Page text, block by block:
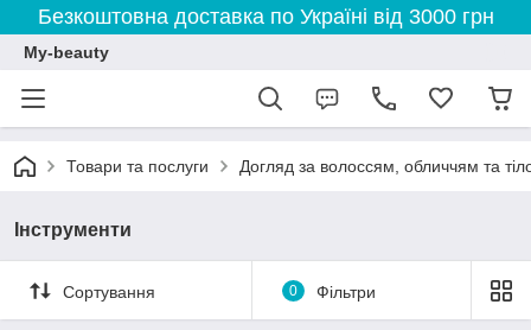
Безкоштовна доставка по Україні від 3000 грн
My-beauty
Товари та послуги Догляд за волоссям, обличчям та
Інструменти
Сортування 0 Фільтри